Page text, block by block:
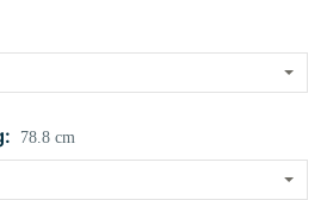
78.8 cm